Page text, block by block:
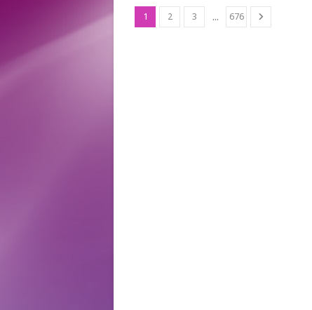
1 2 3 ... 676